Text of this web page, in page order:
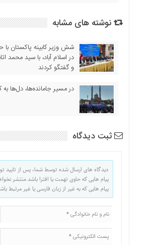
نوشته های مشابه
شش وزیر کابینه پاکستان با
در اسلام آباد، با سيد محمد
و گفتگو كردند
در مسیر جا‌مانده‌ها، دل‌ها
ثبت دیدگاه
دیدگاه های ارسال شده توسط شما، پس از
پیام هایی که حاوی تهمت یا افترا باشد منتشر
پیام هایی که به غیر از زبان فارسی یا غیر مرتبط